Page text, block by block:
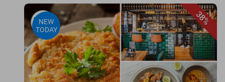
38%
NEW
TODAY